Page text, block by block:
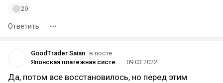
29
Ответить
GoodTrader Saian в посте
Японская платёжная система JCB приостановит операции в России
09.03.2022
Да, потом все восстановилось, но перед этим